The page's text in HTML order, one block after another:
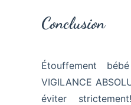
Conclusion
Étouffement
VIGILANCE
éviter